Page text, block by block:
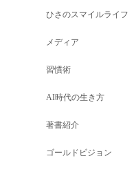
ひさのスマイルライフ
メディア
習慣術
AI時代の生き方
著書紹介
ゴールドビジョン